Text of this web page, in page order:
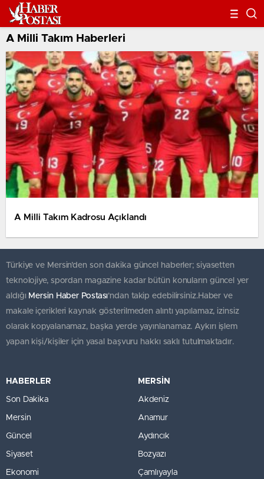
A Milli Takım Haberleri
A Milli Takım Kadrosu Açıklandı
Türkiye ve Mersin’den son dakika güncel haberler; siyasetten
teknolojiye, spordan magazine kadar bütün konuların güncel yer
aldığı Mersin Haber Postası'ndan takip edebilirsiniz.Haber ve
makale içerikleri kaynak gösterilmeden alıntı yapılamaz, izinsiz
olarak kopyalanamaz, başka yerde yayınlanamaz. Aykırı işlem
yapan kişi/kişiler için yasal başvuru hakkı saklı tutulmaktadır.
HABERLER
Son Dakika
Mersin
Güncel
Siyaset
Ekonomi
MERSİN
Akdeniz
Anamur
Aydıncık
Bozyazı
Çamlıyayla